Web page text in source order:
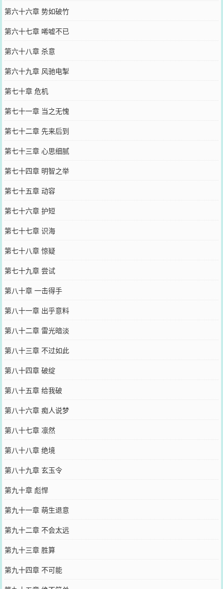
第六十六章 势如破竹
第六十七章 唏嘘不已
第六十八章 杀意
第六十九章 风驰电掣
第七十章 危机
第七十一章 当之无愧
第七十二章 先来后到
第七十三章 心思细腻
第七十四章 明智之举
第七十五章 动容
第七十六章 护短
第七十七章 识海
第七十八章 惊疑
第七十九章 尝试
第八十章 一击得手
第八十一章 出乎意料
第八十二章 雷光暗淡
第八十三章 不过如此
第八十四章 破绽
第八十五章 给我破
第八十六章 痴人说梦
第八十七章 凛然
第八十八章 绝境
第八十九章 玄玉令
第九十章 彪悍
第九十一章 萌生退意
第九十二章 不会太远
第九十三章 胜算
第九十四章 不可能